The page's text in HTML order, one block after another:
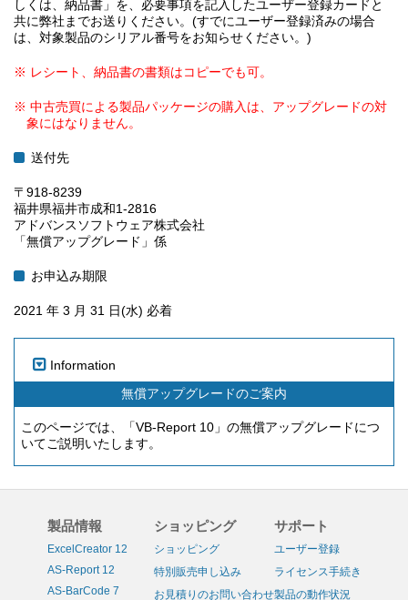
しくは、納品書」を、必要事項を記入したユーザー登録カードと
共に弊社までお送りください。(すでにユーザー登録済みの場合
は、対象製品のシリアル番号をお知らせください。)
※ レシート、納品書の書類はコピーでも可。
※ 中古売買による製品パッケージの購入は、アップグレードの対
象にはなりません。
送付先
〒918-8239
福井県福井市成和1-2816
アドバンスソフトウェア株式会社
「無償アップグレード」係
お申込み期限
2021 年 3 月 31 日(水) 必着
Information
無償アップグレードのご案内
このページでは、「VB-Report 10」の無償アップグレードにつ
いてご説明いたします。
製品情報
ExcelCreator 12
AS-Report 12
AS-BarCode 7
ショッピング
ショッピング
特別販売申し込み
お見積りのお問い合わせ
サポート
ユーザー登録
ライセンス手続き
製品の動作状況